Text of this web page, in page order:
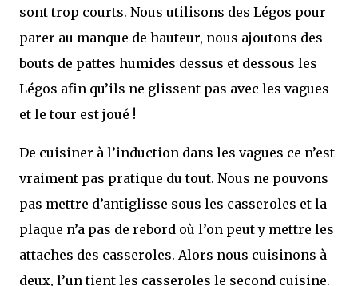
sont trop courts. Nous utilisons des Légos pour
parer au manque de hauteur, nous ajoutons des
bouts de pattes humides dessus et dessous les
Légos afin qu’ils ne glissent pas avec les vagues
et le tour est joué !
De cuisiner à l’induction dans les vagues ce n’est
vraiment pas pratique du tout. Nous ne pouvons
pas mettre d’antiglisse sous les casseroles et la
plaque n’a pas de rebord où l’on peut y mettre les
attaches des casseroles. Alors nous cuisinons à
deux, l’un tient les casseroles le second cuisine.